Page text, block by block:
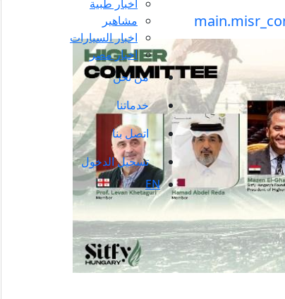
اخبار طبية
مشاهير
اخبار السيارات
اخبار مصر
من نحن
خدماتنا
اتصل بنا
تسجيل الدخول
EN